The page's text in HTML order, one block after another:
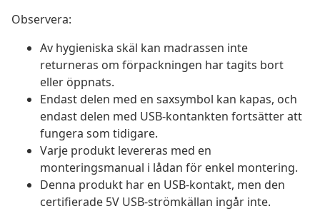
Observera:
Av hygieniska skäl kan madrassen inte
returneras om förpackningen har tagits bort
eller öppnats.
Endast delen med en saxsymbol kan kapas, och
endast delen med USB-kontankten fortsätter att
fungera som tidigare.
Varje produkt levereras med en
monteringsmanual i lådan för enkel montering.
Denna produkt har en USB-kontakt, men den
certifierade 5V USB-strömkällan ingår inte.